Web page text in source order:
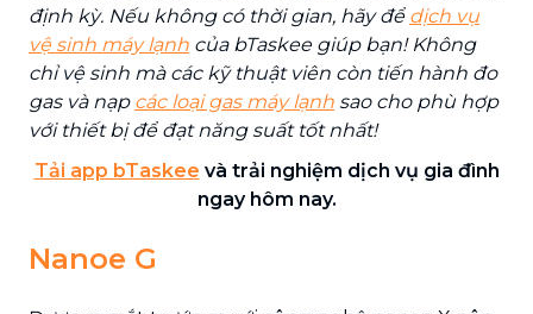
định kỳ. Nếu không có thời gian, hãy để dịch vụ
vệ sinh máy lạnh của bTaskee giúp bạn! Không
chỉ vệ sinh mà các kỹ thuật viên còn tiến hành đo
gas và nạp các loại gas máy lạnh sao cho phù hợp
với thiết bị để đạt năng suất tốt nhất!
Tải app bTaskee và trải nghiệm dịch vụ gia đình
ngay hôm nay.
Nanoe G